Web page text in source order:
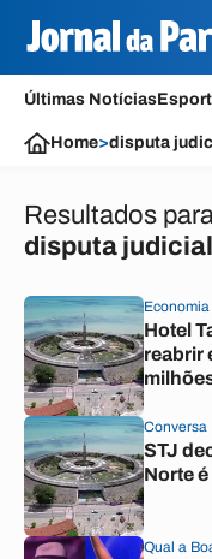
Últimas Notícias
Home>disputa
Resultados
disputa judicial
Economia
Hotel
reabrir
Conversa
STJ
Norte
Qual a